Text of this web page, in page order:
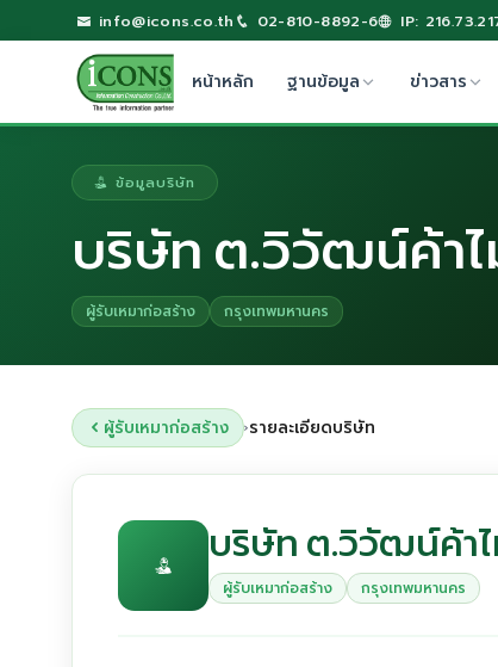
info@icons.co.th 02-810-8892-6 IP:
หน้าหลัก ฐานข้อมูล ข่าวสาร
ข้อมูลบริษัท
บริษัท ต.วิวัฒน์ค้าไม้
ผู้รับเหมาก่อสร้าง กรุงเทพมหานคร
ผู้รับเหมาก่อสร้าง ›รายละเอียดบริษัท
บริษัท ต.วิวัฒน์ค้าไ
ผู้รับเหมาก่อสร้าง กรุงเทพมหานคร